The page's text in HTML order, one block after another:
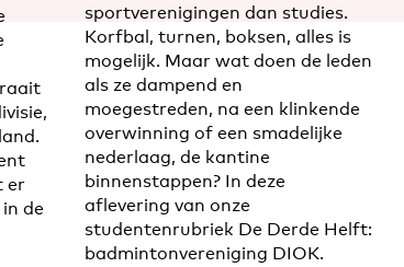
er
de
sportverenigingen dan studies.
Korfbal, turnen, boksen, alles is
mogelijk. Maar wat doen de leden
als ze dampend en
moegestreden, na een klinkende
overwinning of een smadelijke
nederlaag, de kantine
binnenstappen? In deze
aflevering van onze
studentenrubriek De Derde Helft:
badmintonvereniging DIOK.